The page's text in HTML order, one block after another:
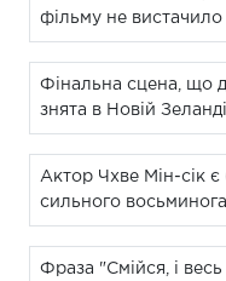
фільму не вистачило
Фінальна сцена, що
знята в Новій
Актор Чхве Мін-сік є
сильного
Фраза "Смійся, і весь